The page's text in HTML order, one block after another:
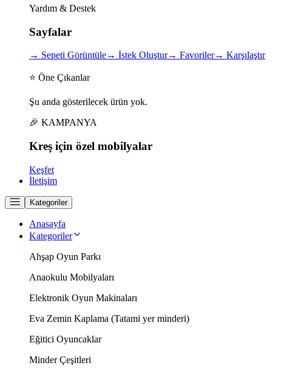
Yardım & Destek
Sayfalar
→ Sepeti Görüntüle→ İstek Oluştur→ Favoriler→ Karşılaştır
⭐ Öne Çıkanlar
Şu anda gösterilecek ürün yok.
🎉 KAMPANYA
Kreş için özel mobilyalar
Keşfet
İletişim
Kategoriler
Anasayfa
Kategoriler
Ahşap Oyun Parkı
Anaokulu Mobilyaları
Elektronik Oyun Makinaları
Eva Zemin Kaplama (Tatami yer minderi)
Eğitici Oyuncaklar
Minder Çeşitleri